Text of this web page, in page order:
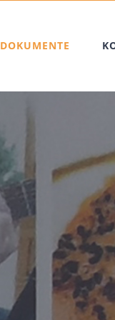
DOKUMENTE